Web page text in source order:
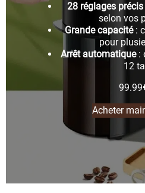
28 réglages précis
selon vos
Grande capacité:
pour
Arrêt automatique:
12
99.99
Acheter